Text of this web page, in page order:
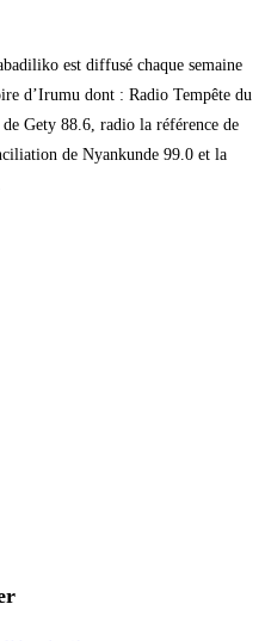
est diffusé chaque semaine
d’Irumu dont : Radio Tempête du
Gety 88.6, radio la référence de
de Nyankunde 99.0 et la